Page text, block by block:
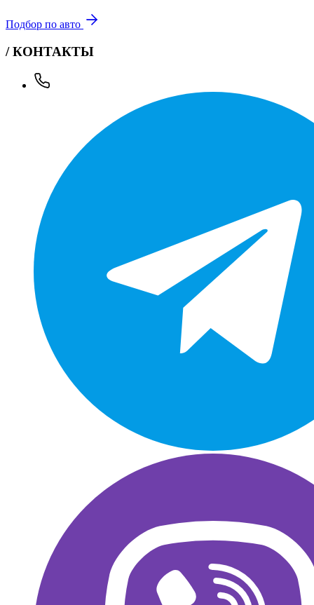
Подбор по авто
/ КОНТАКТЫ